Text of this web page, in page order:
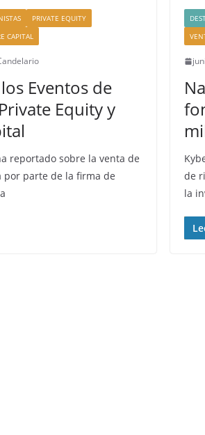
PRIVATE EQUITY
CAPITAL
Eventos de
Equity y
reportado sobre la venta de
por parte de la firma de
de
la